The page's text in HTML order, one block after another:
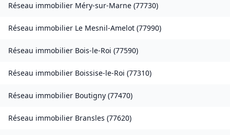
Réseau immobilier Méry-sur-Marne (77730)
Réseau immobilier Le Mesnil-Amelot (77990)
Réseau immobilier Bois-le-Roi (77590)
Réseau immobilier Boissise-le-Roi (77310)
Réseau immobilier Boutigny (77470)
Réseau immobilier Bransles (77620)